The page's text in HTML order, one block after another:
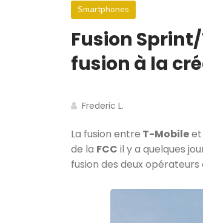
Smartphones
Fusion
fusion à la
Frederic L.
La fusion entre T-Mobileet
de la FCC il y a quelques
fusion des deux